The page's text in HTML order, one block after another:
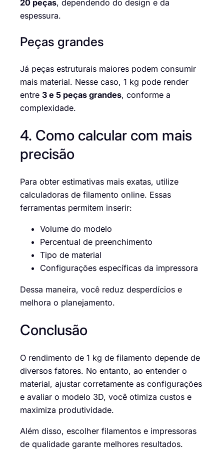
20 peças, dependendo do design e da
espessura.
Peças grandes
Já peças estruturais maiores podem consumir
mais material. Nesse caso, 1 kg pode render
entre 3 e 5 peças grandes, conforme a
complexidade.
4. Como calcular com mais
precisão
Para obter estimativas mais exatas, utilize
calculadoras de filamento online. Essas
ferramentas permitem inserir:
Volume do modelo
Percentual de preenchimento
Tipo de material
Configurações específicas da impressora
Dessa maneira, você reduz desperdícios e
melhora o planejamento.
Conclusão
O rendimento de 1 kg de filamento depende de
diversos fatores. No entanto, ao entender o
material, ajustar corretamente as configurações
e avaliar o modelo 3D, você otimiza custos e
maximiza produtividade.
Além disso, escolher filamentos e impressoras
de qualidade garante melhores resultados.